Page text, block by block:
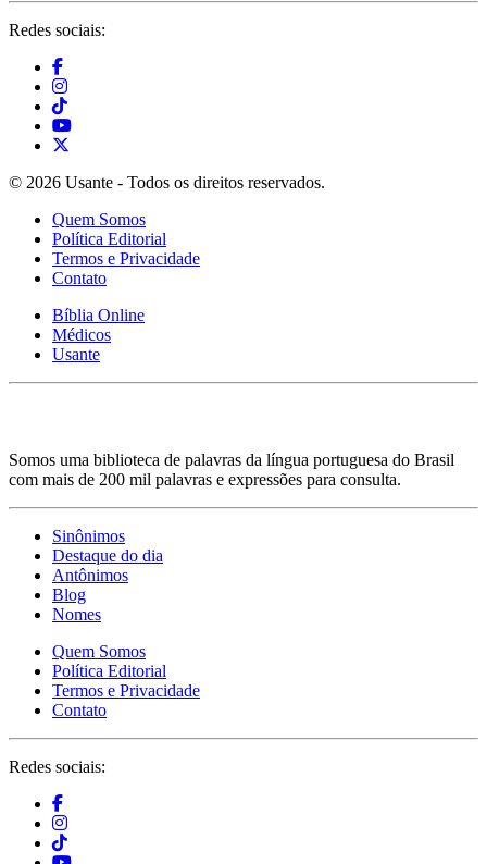
Redes sociais:
© 2026 Usante - Todos os direitos reservados.
Quem Somos
Política Editorial
Termos e Privacidade
Contato
Bíblia Online
Médicos
Usante
Somos uma biblioteca de palavras da língua portuguesa do Brasil
com mais de 200 mil palavras e expressões para consulta.
Sinônimos
Destaque do dia
Antônimos
Blog
Nomes
Quem Somos
Política Editorial
Termos e Privacidade
Contato
Redes sociais: